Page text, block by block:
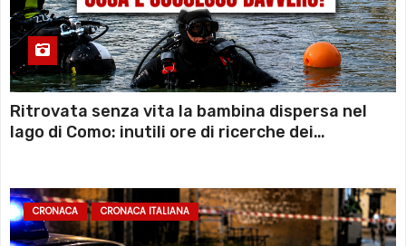
Ritrovata senza vita la bambina dispersa nel
lago di Como: inutili ore di ricerche dei
CRONACA CRONACA ITALIANA